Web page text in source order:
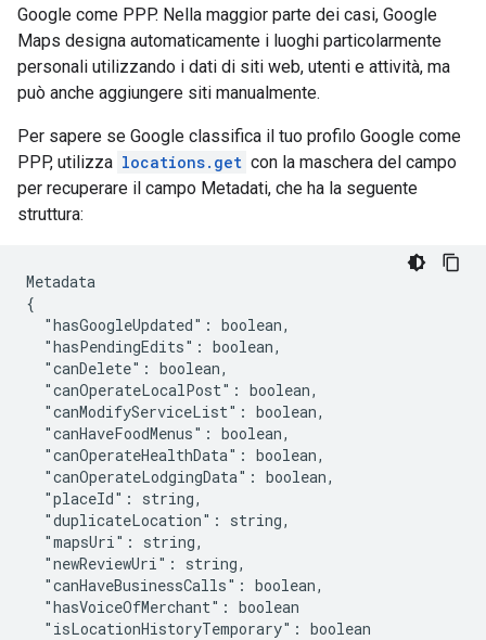
Google come PPP. Nella maggior parte dei casi, Google
Maps designa automaticamente i luoghi particolarmente
personali utilizzando i dati di siti web, utenti e attività, ma
può anche aggiungere siti manualmente.
Per sapere se Google classifica il tuo profilo Google come
PPP, utilizza locations.get con la maschera del campo
per recuperare il campo Metadati, che ha la seguente
struttura:
Metadata
"hasGoogleUpdated":
"hasPendingEdits":
"canDelete":
"canOperateLocalPost":
"canModifyServiceList":
"canHaveFoodMenus":
"canOperateHealthData":
"canOperateLodgingData":
"placeId":
"duplicateLocation":
"mapsUri":
"newReviewUri":
"canHaveBusinessCalls":
"hasVoiceOfMerchant":
"isLocationHistoryTemporary": boolean